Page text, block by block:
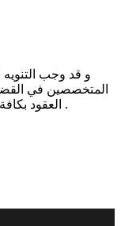
و قد وجب التنويه
المتخصصين في
العقود بكافة اللغات في جميع أنحاء جمهورية مصر العربية .